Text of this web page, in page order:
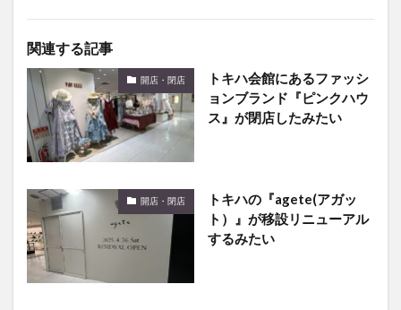
関連する記事
開店・閉店
トキハ会館にあるファッシ
ョンブランド『ピンクハウ
ス』が閉店したみたい
開店・閉店
トキハの『agete(アガッ
ト）』が移設リニューアル
するみたい